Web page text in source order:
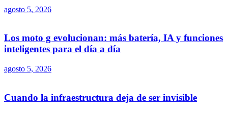
agosto 5, 2026
Los moto g evolucionan: más batería, IA y funciones
inteligentes para el día a día
agosto 5, 2026
Cuando la infraestructura deja de ser invisible